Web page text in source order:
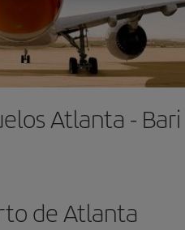
Atlanta - Bari
de Atlanta